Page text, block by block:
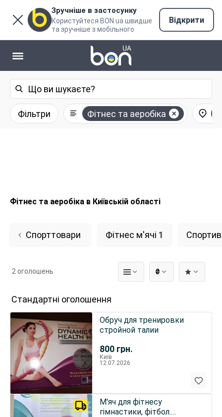
Зручніше в застосунку
Користуйтеся BON.ua швидше
та зручніше з мобільного
Відкрити
Фільтри Фітнес та аеробіка
Фітнес та аеробіка в Київській області
Спорттовари Фітнес м'ячі 1
₴
2 оголошень
Стандартні оголошення
800 грн.
Обруч для тренировки
стройной талии
Київ
12.07.2026
М'яч для фітнесу
гімнастики, фітбол.